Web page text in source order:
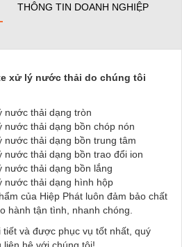
THÔNG TIN DOANH NGHIỆP
xử lý nước thải do chúng tôi
nước thải dạng tròn
nước thải dạng bồn chóp nón
nước thải dạng bồn trung tâm
nước thải dạng bồn trao đổi ion
nước thải dạng bồn lắng
nước thải dạng hình hộp
của Hiệp Phát luôn đảm bảo chất
hành tận tình, nhanh chóng.
tiết và được phục vụ tốt nhất, quý
liên hệ với chúng tôi!